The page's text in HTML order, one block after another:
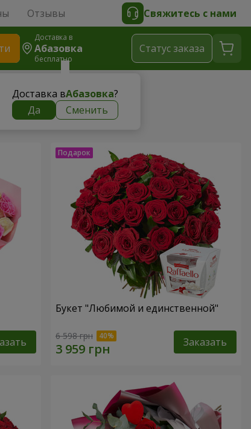
Отзывы Свяжитесь с нами
Доставка в
Абазовка
бесплатно
Доставка вАбазовка?
Да
Сменить
Cтатус заказа
Букет "Любимой и единственной"
6 598 грн Заказать